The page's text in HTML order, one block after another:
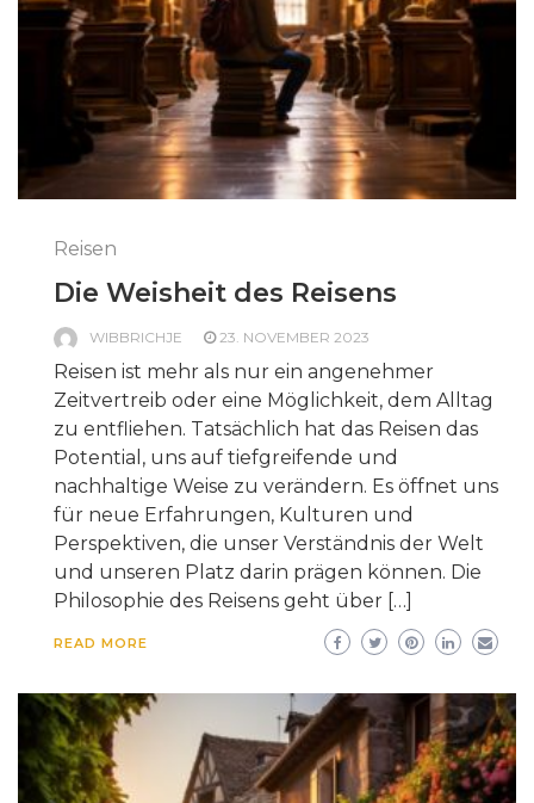
Reisen
Die Weisheit des Reisens
WIBBRICHJE 23. NOVEMBER 2023
Reisen ist mehr als nur ein angenehmer
Zeitvertreib oder eine Möglichkeit, dem Alltag
zu entfliehen. Tatsächlich hat das Reisen das
Potential, uns auf tiefgreifende und
nachhaltige Weise zu verändern. Es öffnet uns
für neue Erfahrungen, Kulturen und
Perspektiven, die unser Verständnis der Welt
und unseren Platz darin prägen können. Die
Philosophie des Reisens geht über […]
READ MORE